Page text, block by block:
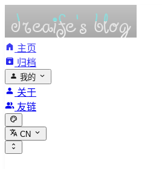
主页
归档
我的
关于
友链
CN